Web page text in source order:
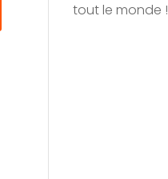
tout le monde !